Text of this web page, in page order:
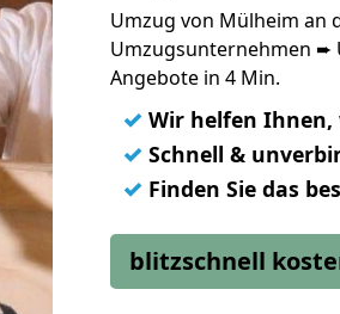
Umzug von Mülheim an
Umzugsunternehmen ➨
Angebote in 4 Min.
✓ Wir helfen Ihnen,
✓ Schnell &
✓ Finden Sie das
blitzschnell